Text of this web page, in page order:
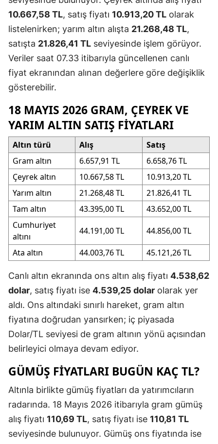
10.667,58 TL, satış fiyatı 10.913,20 TL olarak
listelenirken; yarım altın alışta 21.268,48 TL,
satışta 21.826,41 TL seviyesinde işlem görüyor.
Veriler saat 07.33 itibarıyla güncellenen canlı
fiyat ekranından alınan değerlere göre değişiklik
gösterebilir.
18 MAYIS 2026 GRAM, ÇEYREK VE
YARIM ALTIN SATIŞ FIYATLARI
Altın türü Alış
Satış
Gram altın
6.657,91 TL
6.658,76 TL
Çeyrek altın
10.667,58 TL
10.913,20 TL
Yarım altın
21.268,48 TL
21.826,41 TL
Tam altın
43.395,00 TL
43.652,00 TL
Cumhuriyet
altını
44.191,00 TL 44.856,00 TL
Ata altın 44.003,76 TL 45.121,26 TL
Canlı altın ekranında ons altın alış fiyatı 4.538,62
dolar, satış fiyatı ise 4.539,25 dolar olarak yer
aldı. Ons altındaki sınırlı hareket, gram altın
fiyatına doğrudan yansırken; iç piyasada
Dolar/TL seviyesi de gram altının yönü açısından
belirleyici olmaya devam ediyor.
GÜMÜŞ FIYATLARI BUGÜN KAÇ TL?
Altınla birlikte gümüş fiyatları da yatırımcıların
radarında. 18 Mayıs 2026 itibarıyla gram gümüş
alış fiyatı 110,69 TL, satış fiyatı ise 110,81 TL
seviyesinde bulunuyor. Gümüş ons fiyatında ise